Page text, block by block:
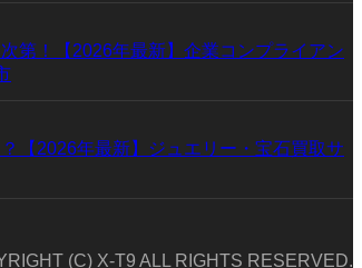
第！【2026年最新】企業コンプライアン
【2026年最新】ジュエリー・宝石買取サ
(C) X-T9 ALL RIGHTS RESERVED.